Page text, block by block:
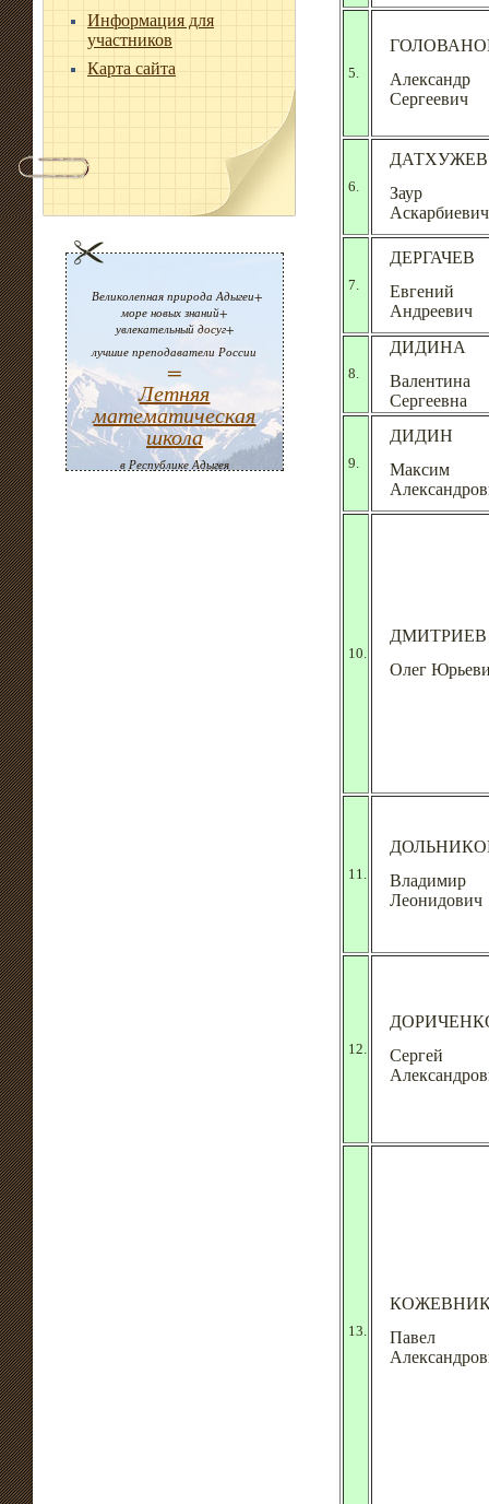
Информация для
участников
Карта сайта
Великолепная природа Адыгеи+
море новых знаний+
увлекательный досуг+
лучшие преподаватели России
=
Летняя
математическая
школа
в Республике Адыгея
5.
Александр
Сергеевич
6.
ДАТХУЖЕВ
Заур
Аскарбиевич
7.
ДЕРГАЧЕВ
Евгений
Андреевич
8.
ДИДИНА
Валентина
Сергеевна
9.
ДИДИН
Максим
10.
ДМИТРИЕВ
Олег
11.
Владимир
Леонидович
12.
Сергей
13.
Павел